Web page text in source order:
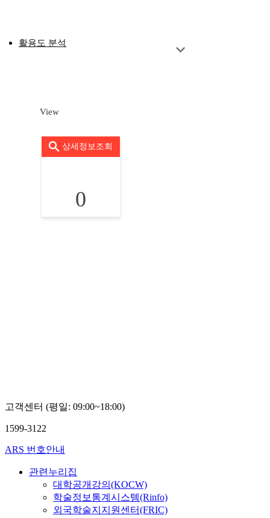
활용도 분석
View
상세정보조회
0
고객센터 (평일: 09:00~18:00)
1599-3122
ARS 번호안내
관련누리집
대학공개강의(KOCW)
학술정보통계시스템(Rinfo)
외국학술지지원센터(FRIC)